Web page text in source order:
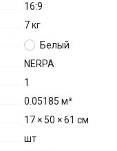
16:9
7 кг
Белый
NERPA
1
0.05185 м³
17 × 50 × 61 см
шт